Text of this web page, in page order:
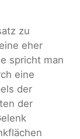
zu
eher
spricht man
eine
der
der